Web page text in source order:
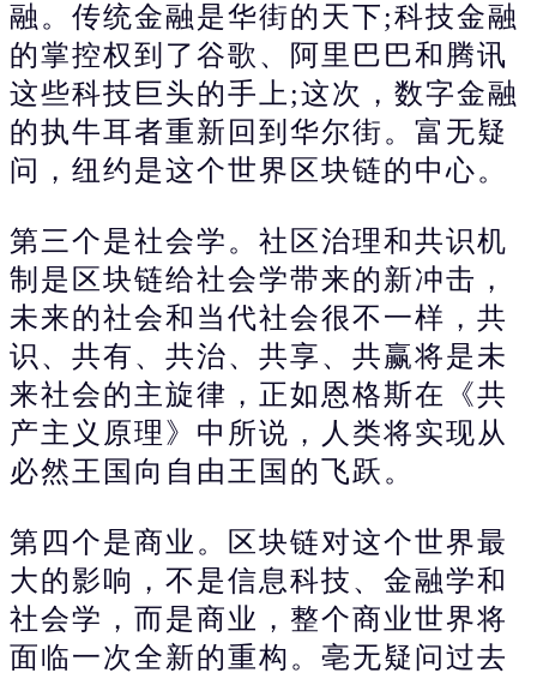
融。传统金融是华街的天下;科技金融
的掌控权到了谷歌、阿里巴巴和腾讯
这些科技巨头的手上;这次，数字金融
的执牛耳者重新回到华尔街。富无疑
问，纽约是这个世界区块链的中心。
第三个是社会学。社区治理和共识机
制是区块链给社会学带来的新冲击，
未来的社会和当代社会很不一样，共
识、共有、共治、共享、共赢将是未
来社会的主旋律，正如恩格斯在《共
产主义原理》中所说，人类将实现从
必然王国向自由王国的飞跃。
第四个是商业。区块链对这个世界最
大的影响，不是信息科技、金融学和
社会学，而是商业，整个商业世界将
面临一次全新的重构。亳无疑问过去